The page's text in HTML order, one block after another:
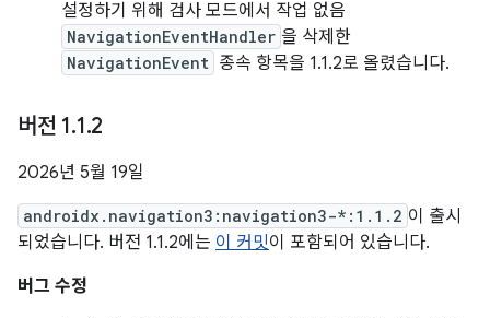
설정하기 위해 검사 모드에서 작업 없음
NavigationEventHandler 을 삭제한
NavigationEvent 종속 항목을 1.1.2로 올렸습니다.
버전 1.1.2
2026년 5월 19일
androidx.navigation3:navigation3-*:1.1.2 이 출시
되었습니다. 버전 1.1.2에는 이 커밋이 포함되어 있습니다.
버그 수정